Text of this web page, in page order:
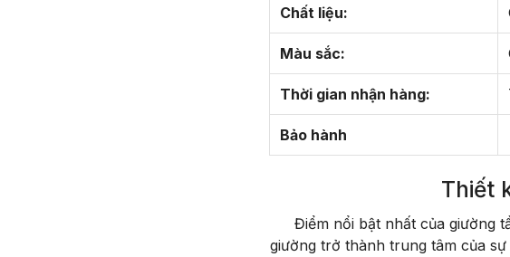
Chất liệu:
Màu sắc:
Thời gian nhận hàng:
Bảo hành
Thiết
Điểm nổi bật nhất của giường
giường trở thành trung tâm của